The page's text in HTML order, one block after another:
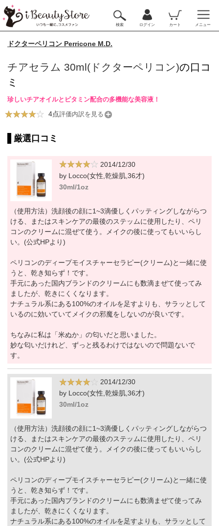
検索 ログイン カート メニュー
ドクターペリコン Perricone M.D.
チアセラム 30ml(ドクターペリコン)の口コ
ミ
珍しいチアオイルとビタミン配合の多機能な美容液！
4点評価内訳を見る
厳選口コミ
2014/12/30
by Locco(女性,乾燥肌,36才)
30ml/1oz
（使用方法）洗顔後の顔に1~3滴優しくパッティングしながらつ
ける、またはスキンケアの最後のステッムに使用したり、ペリ
コンのクリームに混ぜて使う。メイクの後に使ってもいいらし
い。(公式HPより)
ペリコンのディープモイスチャーセラピー(クリーム)と一緒に使
うと、乾き知らず！です。
手元にあった国内ブランドのクリームにも数滴まぜて使ってみ
ましたが、乾きにくくなります。
ナチュラル系にある100%のオイルを足すよりも、サラッとして
いるのに効いていてメイクの邪魔をしないのが良いです。
ちなみに私は「米ぬか」の匂いだと思いました。
妙な匂いだけれど、ずっと残るわけではないので問題ないで
す。
2014/12/30
by Locco(女性,乾燥肌,36才)
30ml/1oz
（使用方法）洗顔後の顔に1~3滴優しくパッティングしながらつ
ける、またはスキンケアの最後のステッムに使用したり、ペリ
コンのクリームに混ぜて使う。メイクの後に使ってもいいらし
い。(公式HPより)
ペリコンのディープモイスチャーセラピー(クリーム)と一緒に使
うと、乾き知らず！です。
手元にあった国内ブランドのクリームにも数滴まぜて使ってみ
ましたが、乾きにくくなります。
ナチュラル系にある100%のオイルを足すよりも、サラッとして